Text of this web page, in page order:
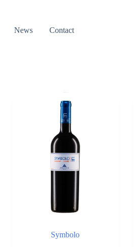
News Contact
Symbolo